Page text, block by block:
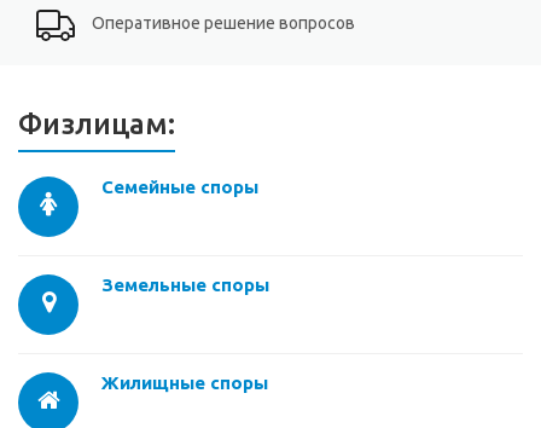
Оперативное решение вопросов
Физлицам:
Семейные споры
Земельные споры
Жилищные споры